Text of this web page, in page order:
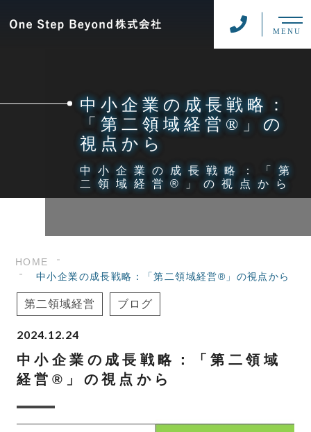
MENU
中小企業の成長戦略：
「第二領域経営®」の
視点から
中小企業の成長戦略：「第
二領域経営®」の視点から
HOME
中小企業の成長戦略：「第二領域経営®」の視点から
第二領域経営 ブログ
2024.12.24
中小企業の成長戦略：「第二領域
経営®」の視点から